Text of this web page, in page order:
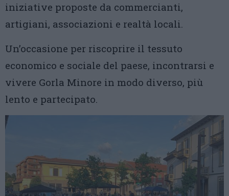
iniziative proposte da commercianti,
artigiani, associazioni e realtà locali.
Un’occasione per riscoprire il tessuto
economico e sociale del paese, incontrarsi e
vivere Gorla Minore in modo diverso, più
lento e partecipato.